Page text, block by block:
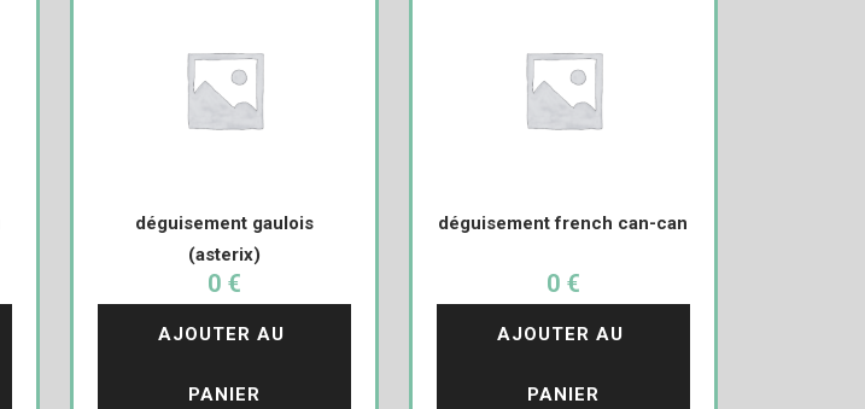
déguisement gaulois
(asterix)
0 €
AJOUTER AU
PANIER
déguisement french can-can
0 €
AJOUTER AU
PANIER